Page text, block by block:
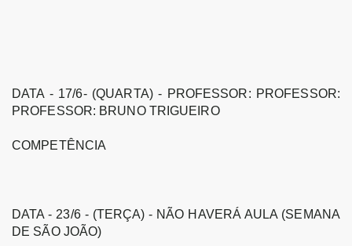
DATA - 17/6- (QUARTA) - PROFESSOR: PROFESSOR:
PROFESSOR: BRUNO TRIGUEIRO
COMPETÊNCIA
DATA - 23/6 - (TERÇA) - NÃO HAVERÁ AULA (SEMANA
DE SÃO JOÃO)